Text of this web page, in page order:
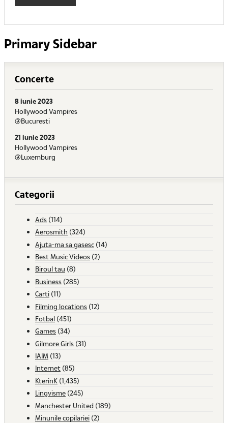
Primary Sidebar
Concerte
8 iunie 2023
Hollywood Vampires
@Bucuresti
21 iunie 2023
Hollywood Vampires
@Luxemburg
Categorii
Ads (114)
Aerosmith (324)
Ajuta-ma sa gasesc (14)
Best Music Videos (2)
Biroul tau (8)
Business (285)
Carti (11)
Filming locations (12)
Fotbal (451)
Games (34)
Gilmore Girls (31)
IAIM (13)
Internet (85)
KterinK (1,435)
Lingvisme (245)
Manchester United (189)
Minunile copilariei (2)